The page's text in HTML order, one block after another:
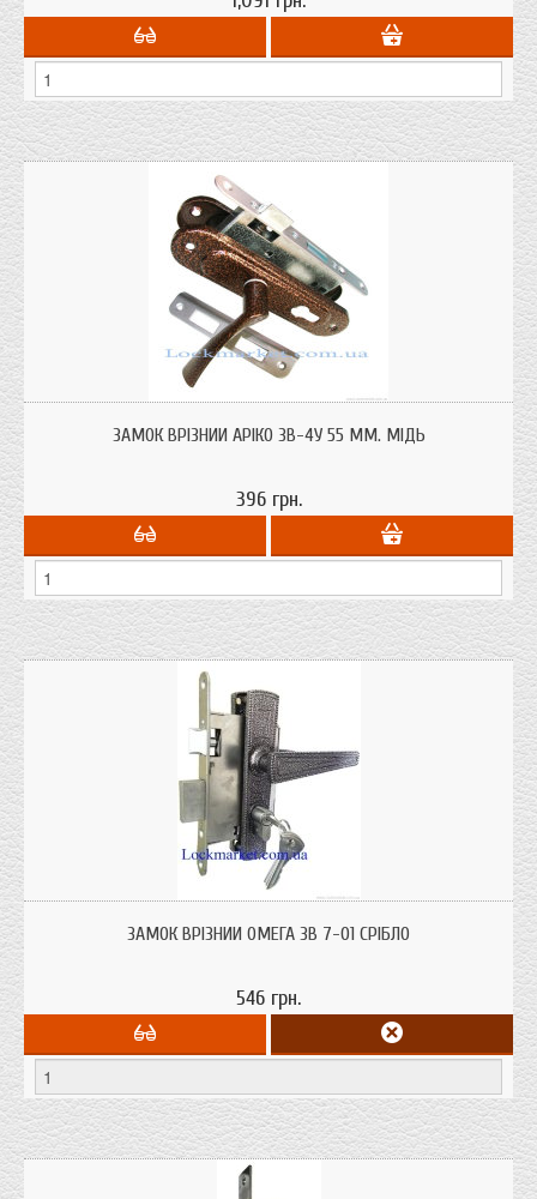
ЗАМОК ВРІЗНИЙ АРІКО ЗВ-4У 55 ММ. МІДЬ
396 грн.
металевих дверей. Встановлюється як на ліві так і праві двері з секретністю
понад 15 тисяч комбінацій.ЗАМОК ВРІЗНИЙ ОМЕГА ЗВ 7-01 СРІБЛО
546 грн.